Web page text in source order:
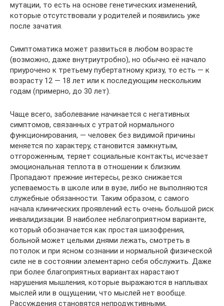
мутации, то есть на основе генетических изменений,
которые отсутствовали у родителей и появились уже
после зачатия.
Симптоматика может развиться в любом возрасте
(возможно, даже внутриутробно), но обычно её начало
приурочено к третьему пубертатному кризу, то есть — к
возрасту 12 — 18 лет или к последующим нескольким
годам (примерно, до 30 лет).
Чаще всего, заболевание начинается с негативных
симптомов, связанных с утратой нормального
функционирования, — человек без видимой причины
меняется по характеру, становится замкнутым,
отгороженным, теряет социальные контакты, исчезает
эмоциональная теплота в отношении к близким.
Пропадают прежние интересы, резко снижается
успеваемость в школе или в вузе, либо не выполняются
служебные обязанности. Таким образом, с самого
начала клинических проявлений есть очень большой риск
инвалидизации. В наиболее неблагоприятном варианте,
который обозначается как простая шизофрения,
больной может целыми днями лежать, смотреть в
потолок и при ясном сознании и нормальной физической
силе не в состоянии элементарно себя обслужить. Даже
при более благоприятных вариантах нарастают
нарушения мышления, которые выражаются в наплывах
мыслей или в ощущении, что мыслей нет вообще.
Рассуждения становятся непродуктивными,